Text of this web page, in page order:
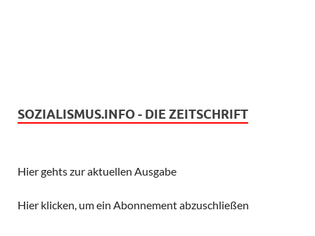
SOZIALISMUS.INFO - DIE ZEITSCHRIFT
Hier gehts zur aktuellen Ausgabe
Hier klicken, um ein Abonnement abzuschließen